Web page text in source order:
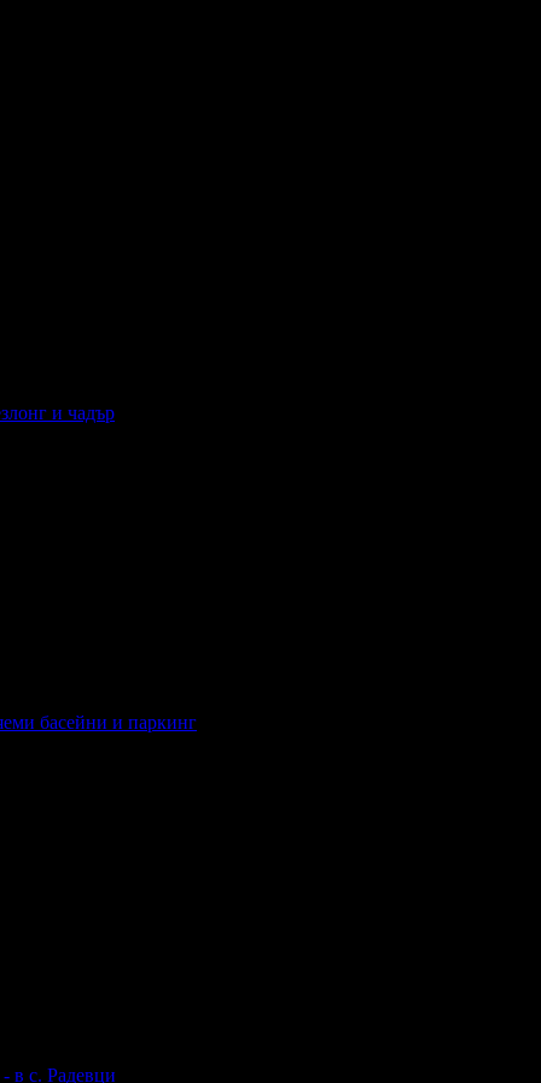
и чадър
басейни и паркинг
в с. Радевци